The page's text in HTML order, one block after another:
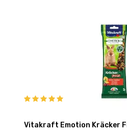
Vitakraft Emotion Kräcker